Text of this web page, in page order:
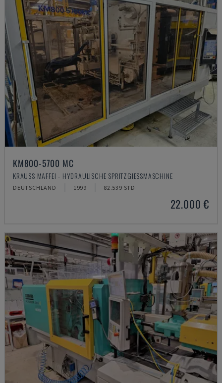
KM800-5700 MC
KRAUSS MAFFEI - HYDRAULISCHE SPRITZGIESSMASCHINE
DEUTSCHLAND 1999 82.539 STD
22.000 €